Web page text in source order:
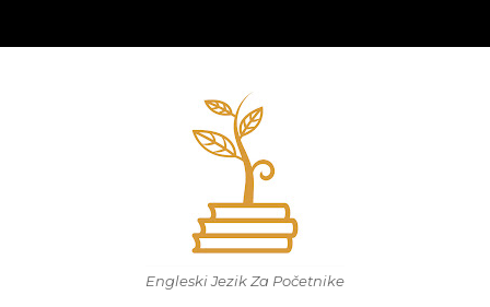
Engleski Jezik Za Početnike